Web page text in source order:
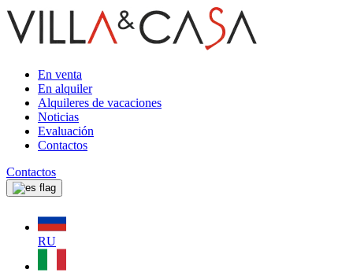
En venta
En alquiler
Alquileres de vacaciones
Noticias
Evaluación
Contactos
Contactos
RU